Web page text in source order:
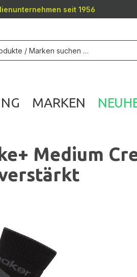
seit 1956
MARKEN
Medium